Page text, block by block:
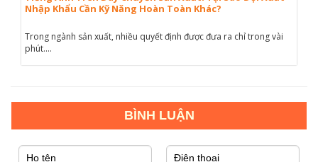
Nhập Khẩu Cần Kỹ Năng Hoàn Toàn Khác?
Trong ngành sản xuất, nhiều quyết định được đưa ra chỉ trong vài
phút....